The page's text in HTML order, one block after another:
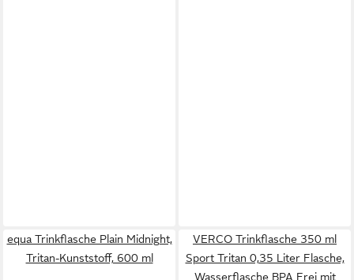
equa Trinkflasche Plain Midnight,
Tritan-Kunststoff, 600 ml
VERCO Trinkflasche 350 ml
Sport Tritan 0,35 Liter Flasche,
Wasserflasche BPA Frei mit